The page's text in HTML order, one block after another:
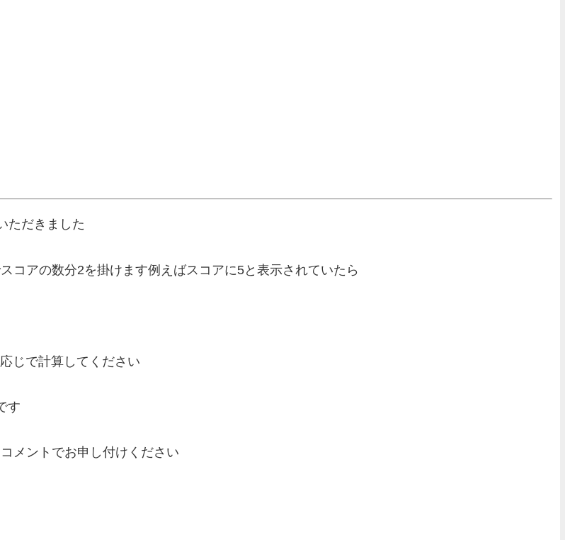
ただきました
コアの数分2を掛けます例えばスコアに5と表示されていたら
じで計算してください
す
メントでお申し付けください